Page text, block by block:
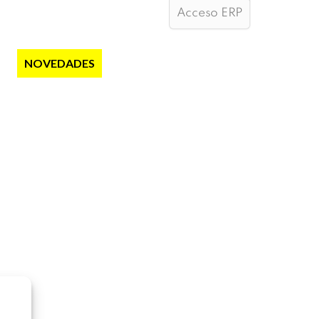
Acceso ERP
NOVEDADES